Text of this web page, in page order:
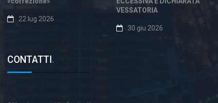
22 lug 2026
VESSATORIA
30 giu 2026
CONTATTI .